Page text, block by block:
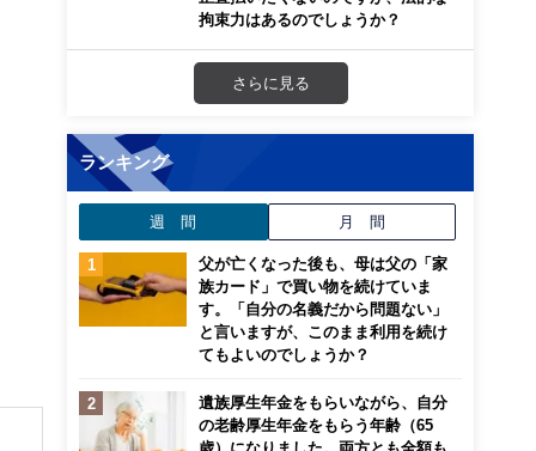
拘束力はあるのでしょうか？
さらに見る
ランキング
週 間 月 間
父が亡くなった後も、母は父の「家
族カード」で買い物を続けていま
す。「自分の名義だから問題ない」
と言いますが、このまま利用を続け
てもよいのでしょうか？
遺族厚生年金をもらいながら、自分
の老齢厚生年金をもらう年齢（65
歳）になりました。両方とも全額も